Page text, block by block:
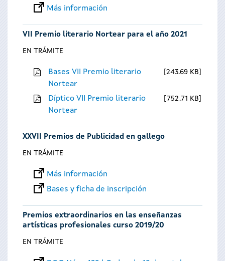
Más información
VII Premio literario Nortear para el año 2021
EN TRÁMITE
Bases VII Premio literario
Nortear
243.69 KB
Díptico VII Premio literario
Nortear
752.71 KB
XXVII Premios de Publicidad en gallego
EN TRÁMITE
Más información
Bases y ficha de inscripción
Premios extraordinarios en las enseñanzas
artísticas profesionales curso 2019/20
EN TRÁMITE